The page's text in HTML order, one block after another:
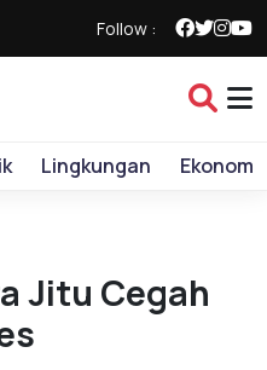
Follow :
Lingkungan Ekonomi
Jitu Cegah